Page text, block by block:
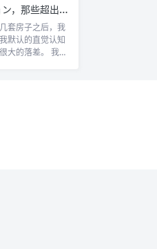
在日本买マンション，那些超出认知的所有权规则
套房子之后，我
默认的直觉认知
大的落差。 我自